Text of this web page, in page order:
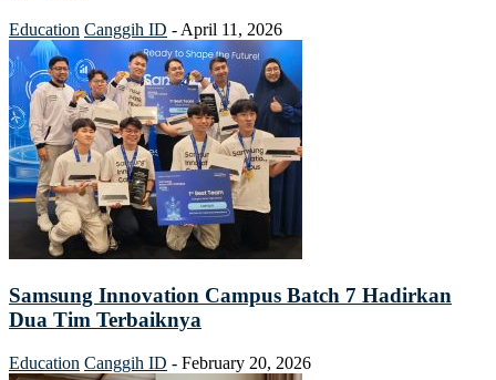
Education Canggih ID - April 11, 2026
Samsung Innovation Campus Batch 7 Hadirkan
Dua Tim Terbaiknya
Education Canggih ID - February 20, 2026